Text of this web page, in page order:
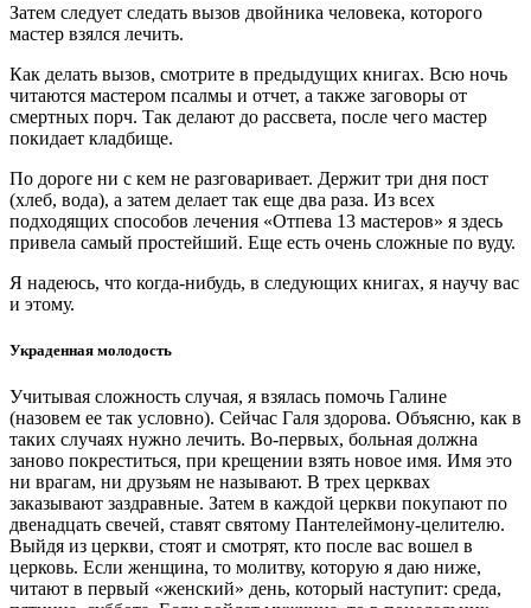
Затем следует следать вызов двойника человека, которого
мастер взялся лечить.
Как делать вызов, смотрите в предыдущих книгах. Всю ночь
читаются мастером псалмы и отчет, а также заговоры от
смертных порч. Так делают до рассвета, после чего мастер
покидает кладбище.
По дороге ни с кем не разговаривает. Держит три дня пост
(хлеб, вода), а затем делает так еще два раза. Из всех
подходящих способов лечения «Отпева 13 мастеров» я здесь
привела самый простейший. Еще есть очень сложные по вуду.
Я надеюсь, что когда-нибудь, в следующих книгах, я научу вас
и этому.
Украденная молодость
Учитывая сложность случая, я взялась помочь Галине
(назовем ее так условно). Сейчас Галя здорова. Объясню, как в
таких случаях нужно лечить. Во-первых, больная должна
заново покреститься, при крещении взять новое имя. Имя это
ни врагам, ни друзьям не называют. В трех церквах
заказывают заздравные. Затем в каждой церкви покупают по
двенадцать свечей, ставят святому Пантелеймону-целителю.
Выйдя из церкви, стоят и смотрят, кто после вас вошел в
церковь. Если женщина, то молитву, которую я даю ниже,
читают в первый «женский» день, который наступит: среда,